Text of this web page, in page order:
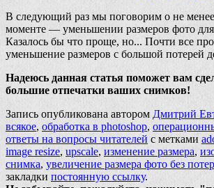
В следующий раз мы поговорим о не
моменте — уменьшении размеров фото для
Казалось бы что проще, но... Почти все
уменьшение размеров с большой потерей
Надеюсь данная статья поможет вам
большие отпечатки ваших снимков!
Запись опубликована автором Дмитрий
всякое, обработка в photoshop,
ответы на вопросы читателей с метками
image resize, upscale, изменение размера,
снимка, увеличение размера фото без
закладки постоянную ссылку.